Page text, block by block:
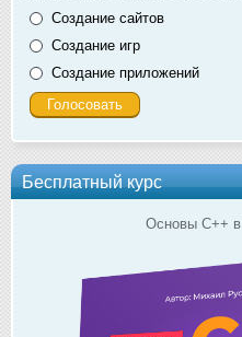
Создание сайтов
Создание игр
Создание приложений
Бесплатный курс
Основы C++